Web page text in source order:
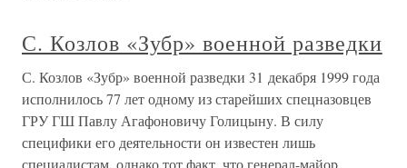
С. Козлов «Зубр» военной разведки
С. Козлов «Зубр» военной разведки 31 декабря 1999 года
исполнилось 77 лет одному из старейших спецназовцев
ГРУ ГШ Павлу Агафоновичу Голицыну. В силу
специфики его деятельности он известен лишь
специалистам, однако тот факт, что генерал-майор